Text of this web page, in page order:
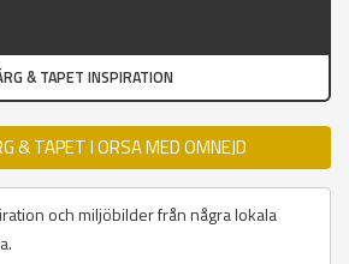
& TAPET INSPIRATION
& TAPET I ORSA MED OMNEJD
och miljöbilder från några lokala